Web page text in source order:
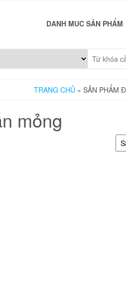
DANH MUC SẢN PHẨM
TRANG CHỦ » SẢN PHẨM
mỏng